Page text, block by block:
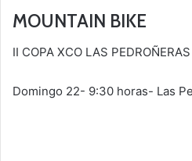
MOUNTAIN BIKE
II COPA XCO LAS PEDROÑERAS
Domingo 22- 9:30 horas- Las